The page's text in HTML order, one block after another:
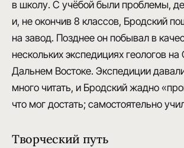
в школу. С учёбой были проблемы,
и, не окончив 8 классов, Бродский
на завод. Позднее он побывал в
нескольких экспедициях геологов
Дальнем Востоке. Экспедиции
много читать, и Бродский жадно
что мог достать; самостоятельно
Творческий путь